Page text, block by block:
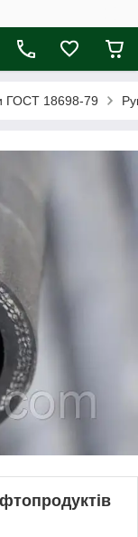
ГОСТ 18698-79